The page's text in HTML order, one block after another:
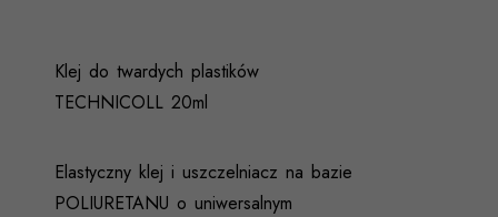
Klej do twardych plastików
TECHNICOLL 20ml
Elastyczny klej i uszczelniacz na bazie
POLIURETANU o uniwersalnym